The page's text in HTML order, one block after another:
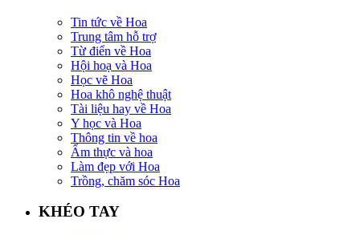
Tin tức về Hoa
Trung tâm hỗ trợ
Từ điển về Hoa
Hội hoạ và Hoa
Học vẽ Hoa
Hoa khô nghệ thuật
Tài liệu hay về Hoa
Y học và Hoa
Thông tin về hoa
Ẩm thực và hoa
Làm đẹp với Hoa
Trồng, chăm sóc Hoa
KHÉO TAY